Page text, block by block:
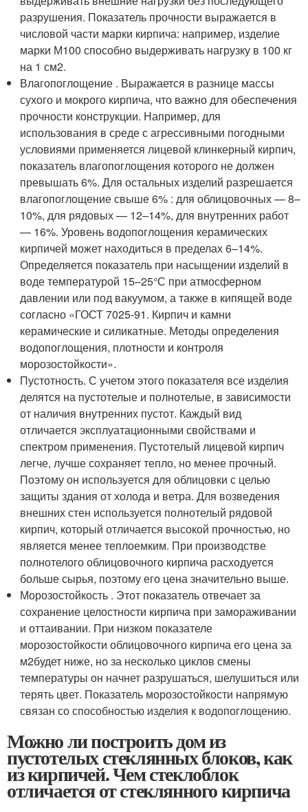
разрушения. Показатель прочности выражается в
числовой части марки кирпича: например, изделие
марки М100 способно выдерживать нагрузку в 100 кг
на 1 см2.
Влагопоглощение . Выражается в разнице массы
сухого и мокрого кирпича, что важно для обеспечения
прочности конструкции. Например, для
использования в среде с агрессивными погодными
условиями применяется лицевой клинкерный кирпич,
показатель влагопоглощения которого не должен
превышать 6%. Для остальных изделий разрешается
влагопоглощение свыше 6% : для облицовочных — 8–
10%, для рядовых — 12–14%, для внутренних работ
— 16%. Уровень водопоглощения керамических
кирпичей может находиться в пределах 6–14%.
Определяется показатель при насыщении изделий в
воде температурой 15–25°С при атмосферном
давлении или под вакуумом, а также в кипящей воде
согласно «ГОСТ 7025-91. Кирпич и камни
керамические и силикатные. Методы определения
водопоглощения, плотности и контроля
морозостойкости».
Пустотность. С учетом этого показателя все изделия
делятся на пустотелые и полнотелые, в зависимости
от наличия внутренних пустот. Каждый вид
отличается эксплуатационными свойствами и
спектром применения. Пустотелый лицевой кирпич
легче, лучше сохраняет тепло, но менее прочный.
Поэтому он используется для облицовки с целью
защиты здания от холода и ветра. Для возведения
внешних стен используется полнотелый рядовой
кирпич, который отличается высокой прочностью, но
является менее теплоемким. При производстве
полнотелого облицовочного кирпича расходуется
больше сырья, поэтому его цена значительно выше.
Морозостойкость . Этот показатель отвечает за
сохранение целостности кирпича при замораживании
и оттаивании. При низком показателе
морозостойкости облицовочного кирпича его цена за
м2будет ниже, но за несколько циклов смены
температуры он начнет разрушаться, шелушиться или
терять цвет. Показатель морозостойкости напрямую
связан со способностью изделия к водопоглощению.
Можно ли построить дом из
пустотелых стеклянных блоков, как
из кирпичей. Чем стеклоблок
отличается от стеклянного кирпича